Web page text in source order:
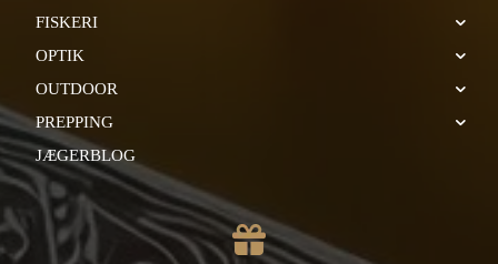
FISKERI
OPTIK
OUTDOOR
PREPPING
JÆGERBLOG